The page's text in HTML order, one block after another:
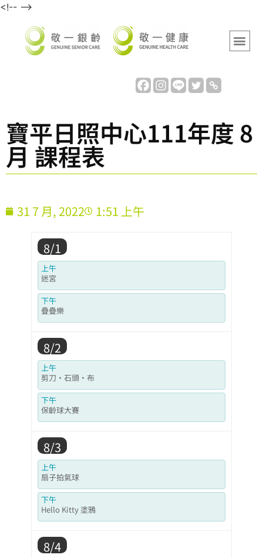
<!-- -->
寶平日照中心111年度 8
月 課程表
31 7 月, 2022 1:51 上午
8/1
上午
迷宮
下午
疊疊樂
8/2
上午
剪刀‧石頭‧布
下午
保齡球大賽
8/3
上午
扇子拍氣球
下午
Hello Kitty 塗鴉
8/4